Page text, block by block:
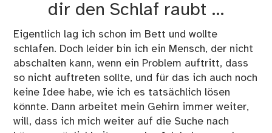
dir den Schlaf raubt …
Eigentlich lag ich schon im Bett und wollte
schlafen. Doch leider bin ich ein Mensch, der nicht
abschalten kann, wenn ein Problem auftritt, dass
so nicht auftreten sollte, und für das ich auch noch
keine Idee habe, wie ich es tatsächlich lösen
könnte. Dann arbeitet mein Gehirn immer weiter,
will, dass ich mich weiter auf die Suche nach